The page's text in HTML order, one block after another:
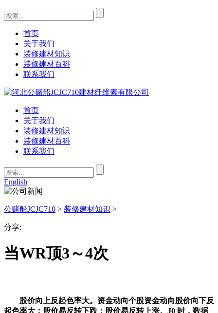
首页
关于我们
装修建材知识
装修建材百科
联系我们
首页
关于我们
装修建材知识
装修建材百科
联系我们
English
公赌船JCJC710 > 装修建材知识 >
分享:
当WR顶3～4次
股价向上反起色率大。资金动向个股资金动向股价向下反
起色率大；股价易反转下跌；股价易反转上涨。J0 时，数据